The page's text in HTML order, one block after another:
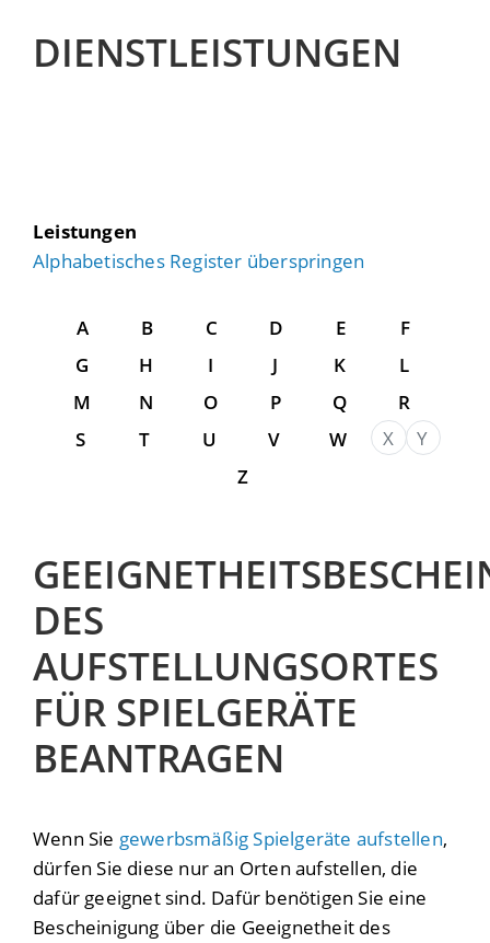
DIENSTLEISTUNGEN
Leistungen
Alphabetisches Register überspringen
A B C D E
F
G
H I J K
L
M
N O P Q
R
S
T U V W X
Y
Z
DES
AUFSTELLUNGSORTES
FÜR SPIELGERÄTE
BEANTRAGEN
Wenn Sie gewerbsmäßig Spielgeräte aufstellen,
dürfen Sie diese nur an Orten aufstellen, die
dafür geeignet sind. Dafür benötigen Sie eine
Bescheinigung über die Geeignetheit des